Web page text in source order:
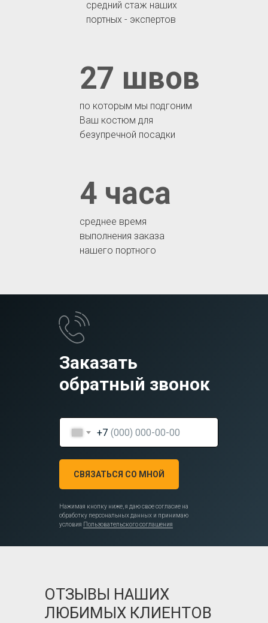
среднее время
выполнения заказа
нашего портного
4 часа
по которым мы подгоним
Ваш костюм для
безупречной посадки
27 швов
средний стаж наших
портных - экспертов
Заказать
обратный звонок
+7
СВЯЗАТЬСЯ СО МНОЙ
Нажимая кнопку ниже, я даю свое согласие на
обработку персональных данных и принимаю
условия Пользовательского соглашения
ОТЗЫВЫ НАШИХ
ЛЮБИМЫХ КЛИЕНТОВ